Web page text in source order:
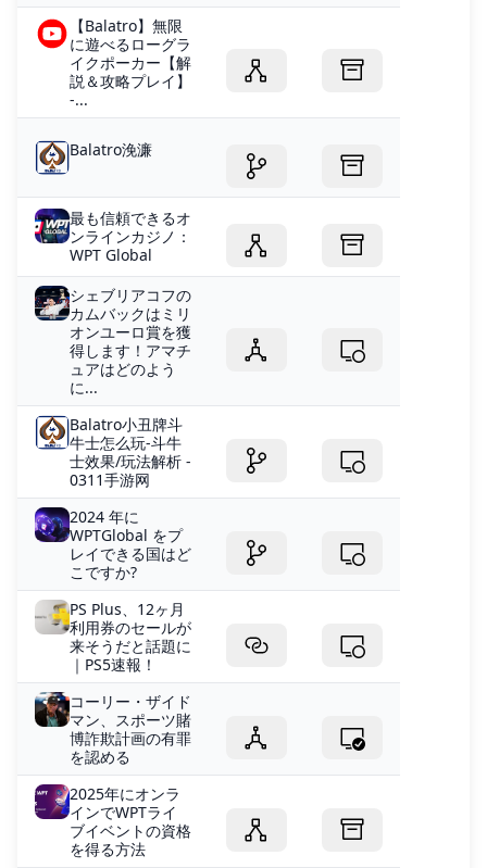
【Balatro】無限
に遊べるローグラ
イクポーカー【解
説＆攻略プレイ】
-...
Balatro浼濂
最も信頼できるオ
ンラインカジノ：
WPT Global
シェブリアコフの
カムバックはミリ
オンユーロ賞を獲
得します！アマチ
ュアはどのよう
に...
Balatro小丑牌斗
牛士怎么玩-斗牛
士效果/玩法解析 -
0311手游网
2024 年に
WPTGlobal をプ
レイできる国はど
こですか?
PS Plus、12ヶ月
利用券のセールが
来そうだと話題に
｜PS5速報！
コーリー・ザイド
マン、スポーツ賭
博詐欺計画の有罪
を認める
2025年にオンラ
インでWPTライ
ブイベントの資格
を得る方法